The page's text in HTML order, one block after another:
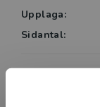
individernas
varje sida
Upplaga:
Sidantal: